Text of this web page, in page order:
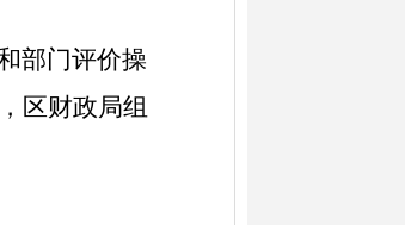
部门评价操
区财政局组